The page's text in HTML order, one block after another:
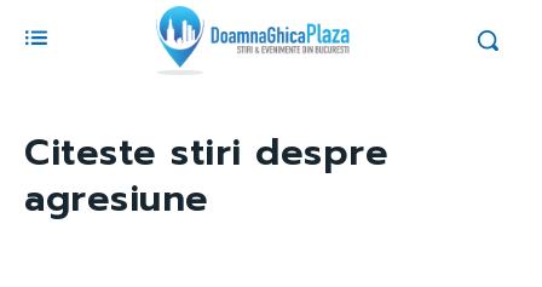
Citeste stiri despre
agresiune